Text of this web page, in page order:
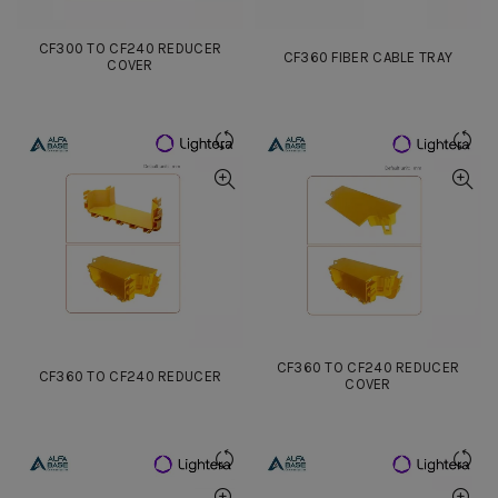
CF300 TO CF240 REDUCER
COVER
CF360 FIBER CABLE TRAY
CF360 TO CF240 REDUCER
CF360 TO CF240 REDUCER
COVER